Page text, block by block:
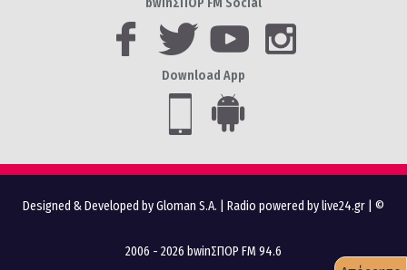
bwinΣΠΟΡ FM Social
Download App
Designed & Developed by Gloman S.A. Radio powered by live24.gr | ©
2006 - 2026 bwinΣΠΟΡ FM 94.6